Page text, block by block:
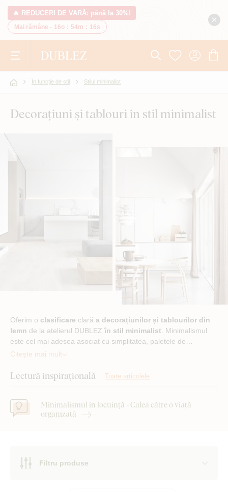
🔥 REDUCERI DE VARĂ: până la 30%!
Mai rămâne - 16o : 54m : 15s
În funcție de stil Stilul minimalist
Decorațiuni și tablouri în stil minimalist
Oferim o clasificare clară a decorațiunilor și tablourilor din
lemn de la atelierul DUBLEZ în stil minimalist . Minimalismul
este cel mai adesea asociat cu simplitatea, paletele de…
Citește mai mult
Lectură inspirațională Toate articolele
Minimalismul în locuință - Calea către o viață
organizată
Filtru produse